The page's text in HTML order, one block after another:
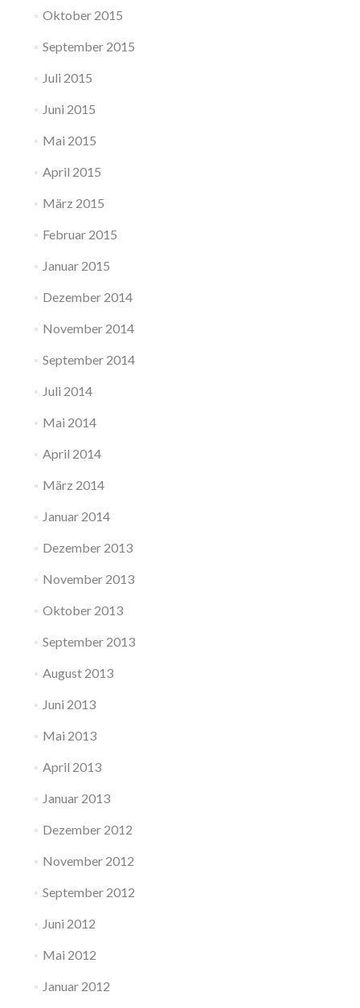
Oktober 2015
September 2015
Juli 2015
Juni 2015
Mai 2015
April 2015
März 2015
Februar 2015
Januar 2015
Dezember 2014
November 2014
September 2014
Juli 2014
Mai 2014
April 2014
März 2014
Januar 2014
Dezember 2013
November 2013
Oktober 2013
September 2013
August 2013
Juni 2013
Mai 2013
April 2013
Januar 2013
Dezember 2012
November 2012
September 2012
Juni 2012
Mai 2012
Januar 2012